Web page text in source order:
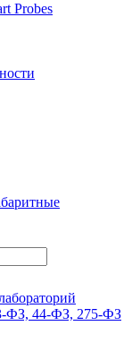
Probes
ФЗ, 44-ФЗ, 275-ФЗ